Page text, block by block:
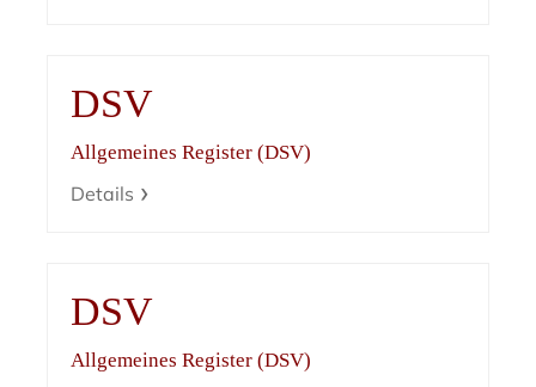
DSV
Allgemeines Register (DSV)
Details
DSV
Allgemeines Register (DSV)